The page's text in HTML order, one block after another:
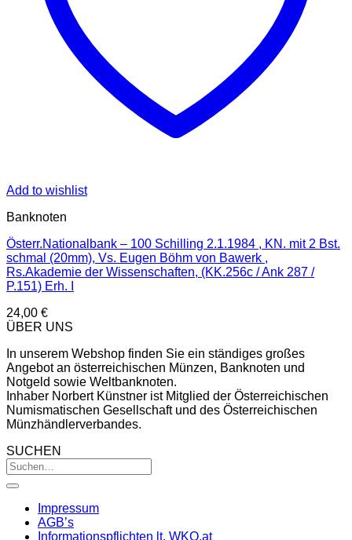
Add to wishlist
Banknoten
Österr.Nationalbank – 100 Schilling 2.1.1984 , KN. mit 2 Bst.
schmal (20mm), Vs. Eugen Böhm von Bawerk ,
Rs.Akademie der Wissenschaften, (KK.256c / Ank 287 /
P.151) Erh. I
24,00 €
ÜBER UNS
In unserem Webshop finden Sie ein ständiges großes
Angebot an österreichischen Münzen, Banknoten und
Notgeld sowie Weltbanknoten.
Inhaber Norbert Künstner ist Mitglied der Österreichischen
Numismatischen Gesellschaft und des Österreichischen
Münzhändlerverbandes.
SUCHEN
Impressum
AGB’s
Informationspflichten lt. WKO.at